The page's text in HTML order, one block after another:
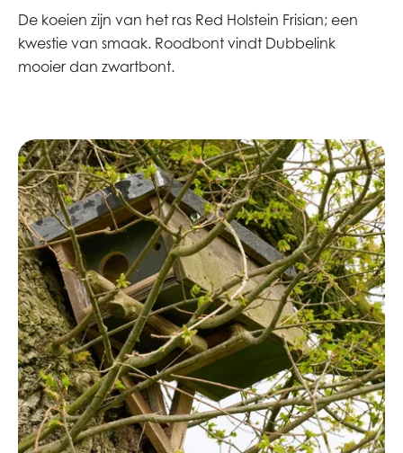
De koeien zijn van het ras Red Holstein Frisian; een
kwestie van smaak. Roodbont vindt Dubbelink
mooier dan zwartbont.